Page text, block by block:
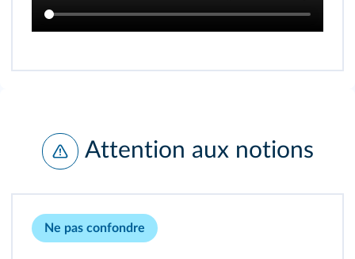
Attention aux notions
Ne pas confondre